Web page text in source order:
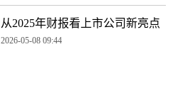
从2025年财报看上市公司新亮点
2026-05-08 09:44